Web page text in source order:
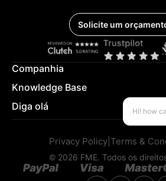
Solicite um
Companhia
Knowledge Base
Diga olá
Hi! how
Privacy Policy Terms &
© 2026 FME. Todos os